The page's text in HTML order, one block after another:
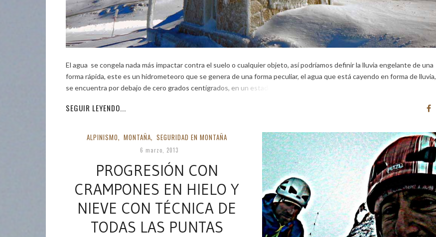
El agua se congela nada más impactar contra el suelo o cualquier objeto, así podríamos definir la lluvia engelante de una
forma rápida, este es un hidrometeoro que se genera de una forma peculiar, el agua que está cayendo en forma de lluvia,
se encuentra por debajo de cero grados centígrados, en un estado de […]
SEGUIR LEYENDO...
ALPINISMO, MONTAÑA, SEGURIDAD EN MONTAÑA
6 marzo, 2013
PROGRESIÓN CON
CRAMPONES EN HIELO Y
NIEVE CON TÉCNICA DE
TODAS LAS PUNTAS